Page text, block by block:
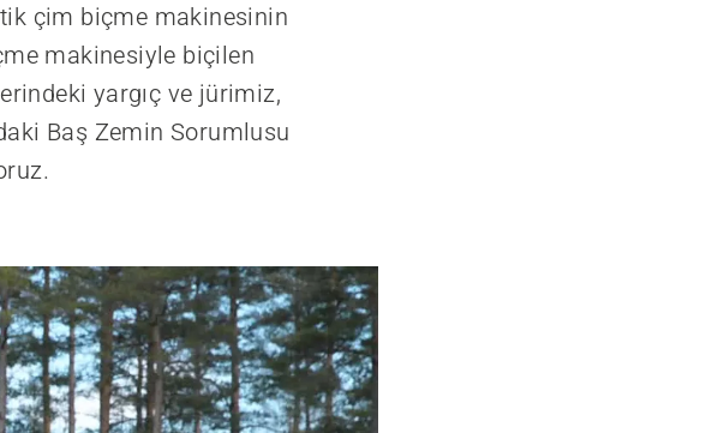
çim biçme makinesinin
makinesiyle biçilen
yargıç ve jürimiz,
Baş Zemin Sorumlusu